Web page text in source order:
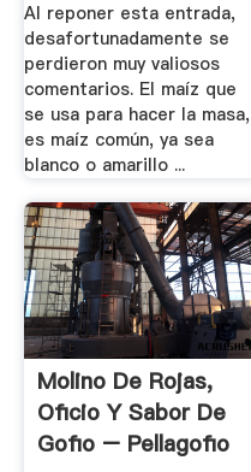
Al reponer esta entrada,
desafortunadamente se
perdieron muy valiosos
comentarios. El maíz que
se usa para hacer la masa,
es maíz común, ya sea
blanco o amarillo ...
Molino De Rojas,
Oficio Y Sabor De
Gofio – Pellagofio